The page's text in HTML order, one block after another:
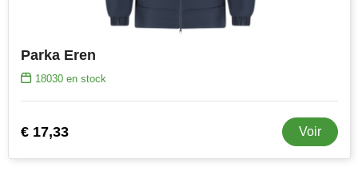
Parka Eren
18030en stock
€ 17,33 Voir